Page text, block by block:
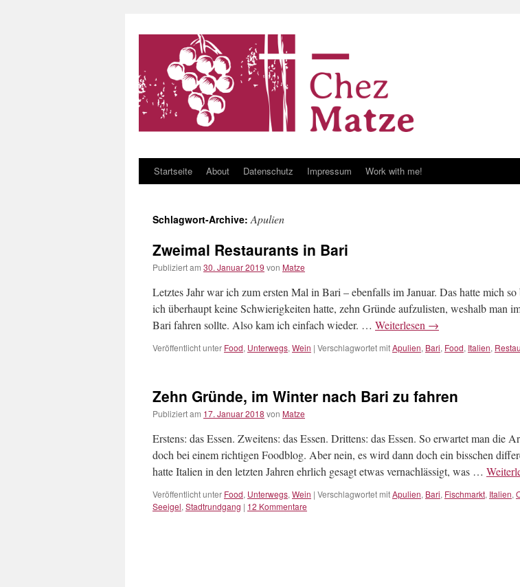
Zum Inhalt springen
Startseite About Datenschutz Impressum Work with me!
Schlagwort-Archive:Apulien
Zweimal Restaurants in Bari
Publiziert am 30. Januar 2019 von Matze
Letztes Jahr war ich zum ersten Mal in Bari – ebenfalls im Januar. Das hatte mich so
ich überhaupt keine Schwierigkeiten hatte, zehn Gründe aufzulisten, weshalb man
Bari fahren sollte. Also kam ich einfach wieder. … Weiterlesen →
Veröffentlicht unter Food, Unterwegs, Wein | Verschlagwortet mitApulien, Bari, Food, Italien,
Zehn Gründe, im Winter nach Bari zu fahren
Publiziert am 17. Januar 2018 von Matze
Erstens: das Essen. Zweitens: das Essen. Drittens: das Essen. So erwartet man die
doch bei einem richtigen Foodblog. Aber nein, es wird dann doch ein bisschen
hatte Italien in den letzten Jahren ehrlich gesagt etwas vernachlässigt, was …
Veröffentlicht unter Food, Unterwegs, Wein | Verschlagwortet mitApulien, Bari, Fischmarkt, Italien,
Seeigel, Stadtrundgang | 12 Kommentare